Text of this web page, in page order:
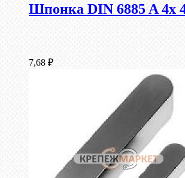
Шпонка DIN 6885 A 4x
7,68 ₽